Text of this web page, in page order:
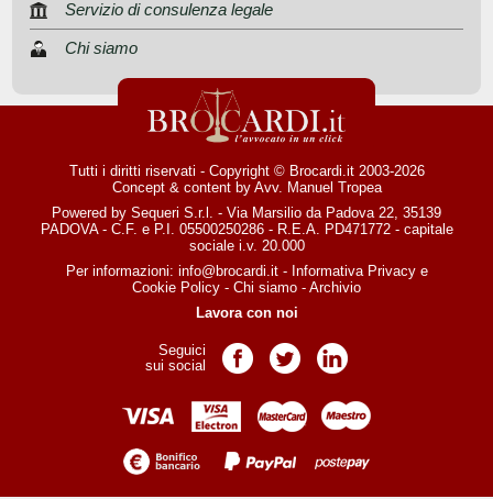
Servizio di consulenza legale
Chi siamo
Tutti i diritti riservati - Copyright © Brocardi.it 2003-2026
Concept & content by Avv. Manuel Tropea
Powered by Sequeri S.r.l. - Via Marsilio da Padova 22, 35139
PADOVA - C.F. e P.I. 05500250286 - R.E.A. PD471772 - capitale
sociale i.v. 20.000
Per informazioni: info@brocardi.it- Informativa Privacye
Cookie Policy - Chi siamo - Archivio
Lavora con noi
Seguici
sui social
Pagina Facebook
Pagina TwitterPagina LinkedIn